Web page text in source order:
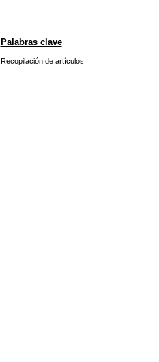
Palabras clave
Recopilación de artículos